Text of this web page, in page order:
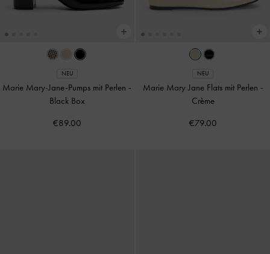
NEU
Marie Mary-Jane-Pumps mit Perlen -
Black Box
€89.00
NEU
Marie Mary Jane Flats mit Perlen -
Crème
€79.00